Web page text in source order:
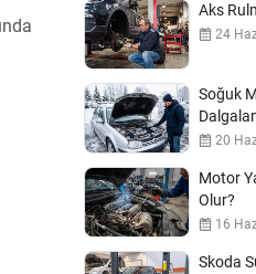
Aks
24
Soğuk
20
Motor
Olur?
16
Skoda